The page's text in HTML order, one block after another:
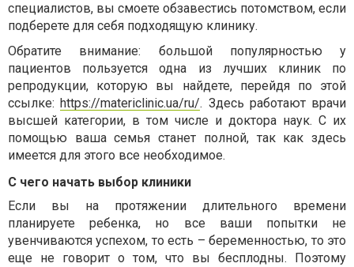
специалистов, вы смоете обзавестись потомством, если
подберете для себя подходящую клинику.
Обратите внимание: большой популярностью у
пациентов пользуется одна из лучших клиник по
репродукции, которую вы найдете, перейдя по этой
ссылке:https://matericlinic.ua/ru/. Здесь работают врачи
высшей категории, в том числе и доктора наук. С их
помощью ваша семья станет полной, так как здесь
имеется для этого все необходимое.
С чего начать выбор клиники
Если вы на протяжении длительного времени
планируете ребенка, но все ваши попытки не
увенчиваются успехом, то есть – беременностью, то это
еще не говорит о том, что вы бесплодны. Поэтому